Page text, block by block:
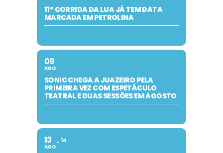
11ª CORRIDA DA LUA JÁ TEM DATA
MARCADA EM PETROLINA
09
AGO
SONIC CHEGA A JUAZEIRO PELA
PRIMEIRA VEZ COM ESPETÁCULO
TEATRAL E DUAS SESSÕES EM AGOSTO
13
AGO
14